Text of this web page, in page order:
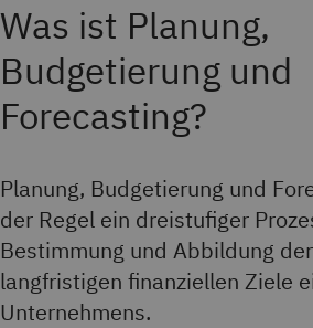
Was ist Planung,
Budgetierung und
Forecasting?
Planung, Budgetierung und
der Regel ein dreistufiger
Bestimmung und Abbildung
langfristigen finanziellen Ziele
Unternehmens.